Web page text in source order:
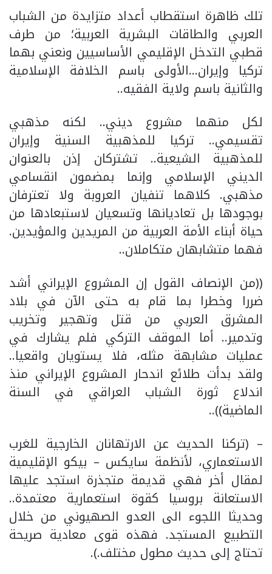
تلك ظاهرة استقطاب أعداد متزايدة من الشباب
العربي والطاقات البشرية العربية؛ من طرف
قطبي التدخل الإقليمي الأساسيين ونعني بهما
تركيا وإيران…الأولى باسم الخلافة الإسلامية
والثانية باسم ولاية الفقيه..
لكل منهما مشروع ديني.. لكنه مذهبي
تقسيمي.. تركيا للمذهبية السنية وإيران
للمذهبية الشيعية.. تشتركان إذن بالعنوان
الديني الإسلامي وإنما بمضمون انقسامي
مذهبي. كلاهما تنفيان العروبة ولا تعترفان
بوجودها بل تعاديانها وتسعيان لاستبعادها من
حياة أبناء الأمة العربية من المريدين والمؤيدين.
فهما متشابهان متكاملان..
((من الإنصاف القول إن المشروع الإيراني أشد
ضررا وخطرا بما قام به حتى الآن في بلاد
المشرق العربي من قتل وتهجير وتخريب
وتدمير.. أما الموقف التركي فلم يشارك في
عمليات مشابهة مثله، فلا يستويان واقعيا..
ولقد بدأت طلائع اندحار المشروع الإيراني منذ
اندلاع ثورة الشباب العراقي في السنة
الماضية))..
– (تركنا الحديث عن الارتهانان الخارجية للغرب
الاستعماري، لأنظمة سايكس – بيكو الإقليمية
لمقال أخر فهي قديمة متجذرة استجد عليها
الاستعانة بروسيا كقوة استعمارية معتمدة..
وحديثا اللجوء الى العدو الصهيوني من خلال
التطبيع المستجد. فهذه قوى معادية صريحة
تحتاج إلى حديث مطول مختلف.).